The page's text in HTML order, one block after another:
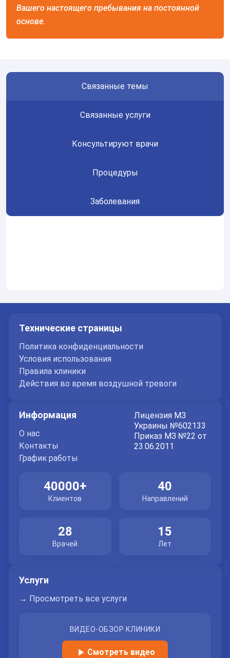
Вашего настоящего пребывания на постоянной
основе.
Связанные темы
Связанные услуги
Консультируют врачи
Процедуры
Заболевания
Технические страницы
Политика конфиденциальности
Условия использования
Правила клиники
Действия во время воздушной тревоги
Информация
О нас
Контакты
График работы
Лицензия МЗ
Украины №602133
Приказ МЗ №22 от
23.06.2011
40000+
Клиентов
40
Направлений
28
Врачей
15
Лет
Услуги
→ Просмотреть все услуги
ВИДЕО-ОБЗОР КЛИНИКИ
Смотреть видео
время.